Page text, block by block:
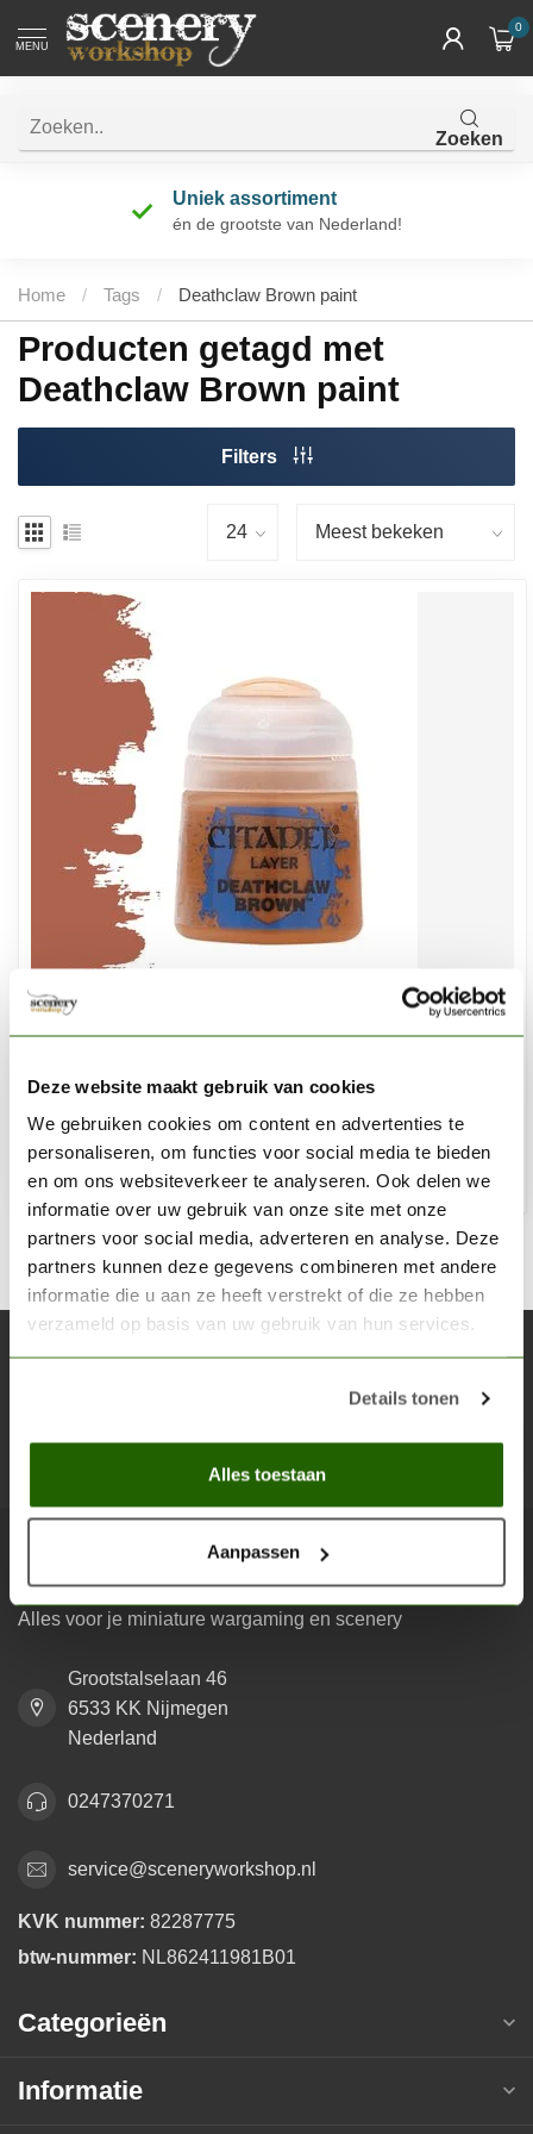
Deze website maakt gebruik van cookies
We gebruiken cookies om content en advertenties te
personaliseren, om functies voor social media te bieden
en om ons websiteverkeer te analyseren. Ook delen we
informatie over uw gebruik van onze site met onze
partners voor social media, adverteren en analyse. Deze
partners kunnen deze gegevens combineren met andere
informatie die u aan ze heeft verstrekt of die ze hebben
verzameld op basis van uw gebruik van hun services.
Details tonen
Alles toestaan
Aanpassen
MENU
0
Zoeken
Uniek assortiment
én de grootste van Nederland!
Home / Tags / Deathclaw Brown paint
Producten getagd met
Deathclaw Brown paint
Filters
CITADEL
Deathclaw Brown - Layer Paint - 12ml - 22-41
€3,60
Op voorraad
Abonneer je op onze nieuwsbrief
Blijf op de hoogte over onze laatste acties
Scenery Workshop BV
Alles voor je miniature wargaming en scenery
Grootstalselaan 46
6533 KK Nijmegen
Nederland
0247370271
service@sceneryworkshop.nl
KVK nummer: 82287775
btw-nummer: NL862411981B01
Categorieën
Informatie